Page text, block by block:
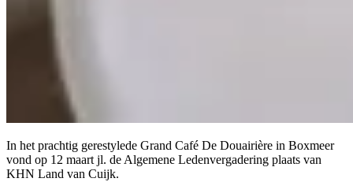
In het prachtig gerestylede Grand Café De Douairière in Boxmeer
vond op 12 maart jl. de Algemene Ledenvergadering plaats van
KHN Land van Cuijk.